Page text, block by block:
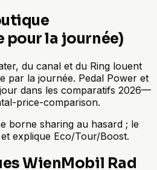
pour la journée)
du canal et du Ring louent
par la journée. Pedal Power et
dans les comparatifs 2026—
price-comparison.
borne sharing au hasard ; le
explique Eco/Tour/Boost.
WienMobil Rad